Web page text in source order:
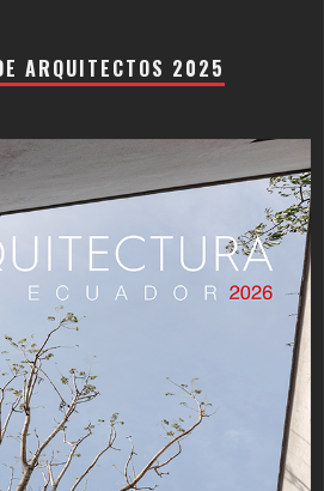
ARQUITECTOS 2025